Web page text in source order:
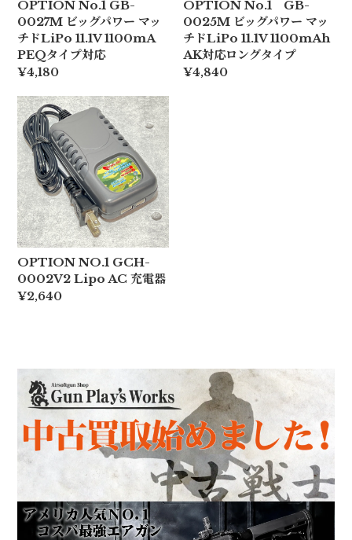
OPTION No.1 GB-
0027M ビッグパワー マッ
チドLiPo 11.1V 1100mA
PEQタイプ対応
¥4,180
OPTION No.1 GB-
0025M ビッグパワー マッ
チドLiPo 11.1V 1100mAh
AK対応ロングタイプ
¥4,840
OPTION NO.1 GCH-
0002V2 Lipo AC 充電器
¥2,640